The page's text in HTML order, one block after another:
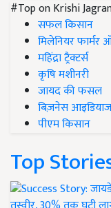
#Top on Krishi
सफल किसान
मिलेनियर फार्मर
महिंद्रा ट्रैक्टर्स
कृषि मशीनरी
जायद की फसल
बिज़नेस आइडियाज
पीएम किसान
Top